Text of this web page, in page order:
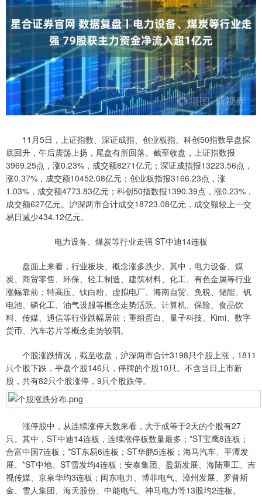
11月5日，上证指数、深证成指、创业板指、科创50指数早盘探
底回升，午后震荡上扬，尾盘有所回落。截至收盘，上证指数报
3969.25点，涨0.23%，成交额8271亿元；深证成指报13223.56点，
涨0.37%，成交额10452.08亿元；创业板指报3166.23点，涨
1.03%，成交额4773.83亿元；科创50指数报1390.39点，涨0.23%，
成交额627亿元。沪深两市合计成交18723.08亿元，成交额较上一交
易日减少434.12亿元。
电力设备、煤炭等行业走强 ST中迪14连板
盘面上来看，行业板块、概念涨多跌少。其中，电力设备、煤
炭、商贸零售、环保、轻工制造、建筑材料、化工、有色金属等行业
涨幅靠前；特高压、钛白粉、虚拟电厂、海南自贸、免税、储能、钒
电池、磷化工、油气设服等概念走势活跃。计算机、保险、食品饮
料、传媒、通信等行业跌幅居前；重组蛋白、量子科技、Kimi、数字
货币、汽车芯片等概念走势较弱。
个股涨跌情况，截至收盘，沪深两市合计3198只个股上涨，1811
只个股下跌，平盘个股146只，停牌的个股10只。不含当日上市新
股，共有82只个股涨停，9只个股跌停。
涨停股中，从连续涨停天数来看，大于或等于2天的个股有27
只。其中，ST中迪14连板，连续涨停板数量最多；*ST宝鹰8连板；
合富中国7连板；*ST东易6连板；ST华鹏5连板；海马汽车、平潭发
展、*ST中地、ST雪发均4连板；安泰集团、盈新发展、海陆重工、吉
视传媒、京泉华均3连板；闽东电力、博菲电气、漳州发展、罗普斯
金、雪人集团、海天股份、中能电气、神马电力等13股均2连板。